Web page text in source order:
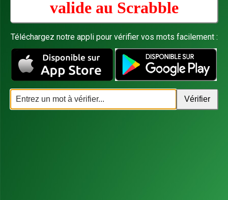
valide au Scrabble
Téléchargez notre appli pour vérifier vos mots facilement :